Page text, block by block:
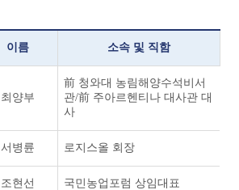
이름 소속 및 직함
최양부
前 청와대 농림해양수석비서
관/前 주아르헨티나 대사관 대
사
서병륜 로지스올 회장
조현선 국민농업포럼 상임대표